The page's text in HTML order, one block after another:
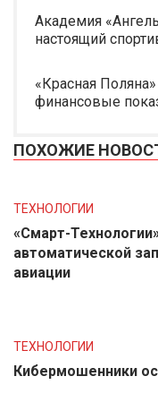
Академия
настоящий
«Красная
финансовые
ПОХОЖИЕ
ТЕХНОЛОГИИ
«Смарт-
автоматической
авиации
ТЕХНОЛОГИИ
Кибермошенники